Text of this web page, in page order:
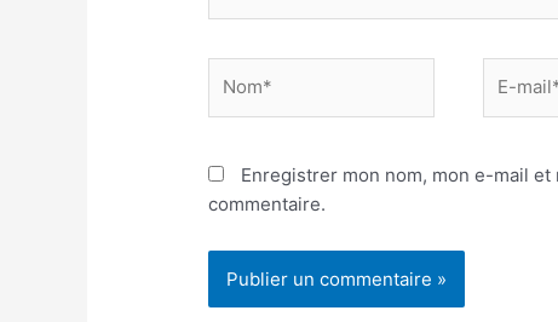
mail*
Enregistrer mon nom, mon e-mail
commentaire.